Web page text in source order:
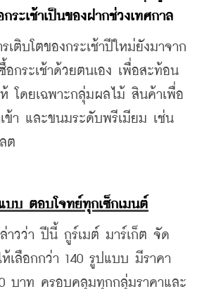
ระเช้าเป็นของฝากช่วงเทศกาล
บโตของกระเช้าปีใหม่ยังมาจาก
อกระเช้าด้วยตนเอง เพื่อสะท้อน
โดยเฉพาะกลุ่มผลไม้ สินค้าเพื่อ
ข้า และขนมระดับพรีเมียม เช่น
ต
บบ ตอบโจทย์ทุกเซ็กเมนต์
ว่า ปีนี้ กูร์เมต์ มาร์เก็ต จัด
ห้เลือกกว่า 140 รูปแบบ มีราคา
บาท ครอบคลุมทุกกลุ่มราคาและ